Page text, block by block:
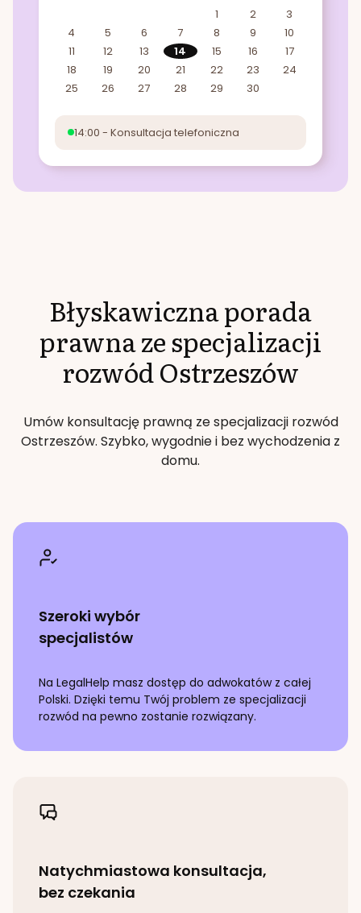
1 2
3
4
5 6 7 8 9
10
11
12 13 14 15 16
17
18
19 20 21 22 23
24
25
26 27 28 29 30
14:00 - Konsultacja telefoniczna
Błyskawiczna porada
prawna ze specjalizacji
rozwódOstrzeszów
Umów konsultację prawną ze specjalizacji rozwód
Ostrzeszów. Szybko, wygodnie i bez wychodzenia z
domu.
Szeroki wybór
specjalistów
Na LegalHelp masz dostęp do adwokatów z całej
Polski. Dzięki temu Twój problem ze specjalizacji
rozwód na pewno zostanie rozwiązany.
Natychmiastowa konsultacja,
bez czekania